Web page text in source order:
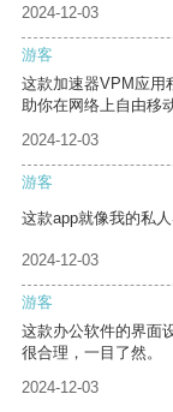
2024-12-03
游客
这款加速器VPM应用
助你在网络上自由移动
2024-12-03
游客
这款app就像我的私
2024-12-03
游客
这款办公软件的界面
很合理，一目了然。
2024-12-03